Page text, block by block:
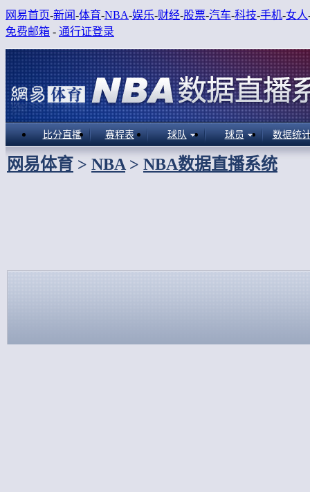
网易首页-新闻-体育-NBA-娱乐-财经-股票-汽车-科技-手机-女人
免费邮箱 - 通行证登录
比分直播 赛程表 球队 球员 数据统
网易体育 > NBA > NBA数据直播系统